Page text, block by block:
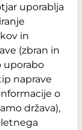
uporablja
in
(zbran in
uporabo
naprave
o
država),